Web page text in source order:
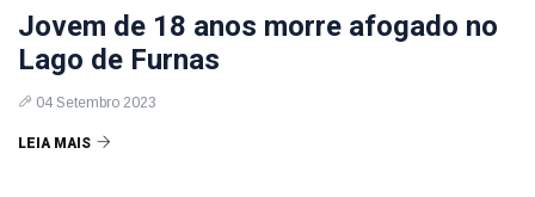
Jovem de 18 anos morre afogado no
Lago de Furnas
04 Setembro 2023
LEIA MAIS